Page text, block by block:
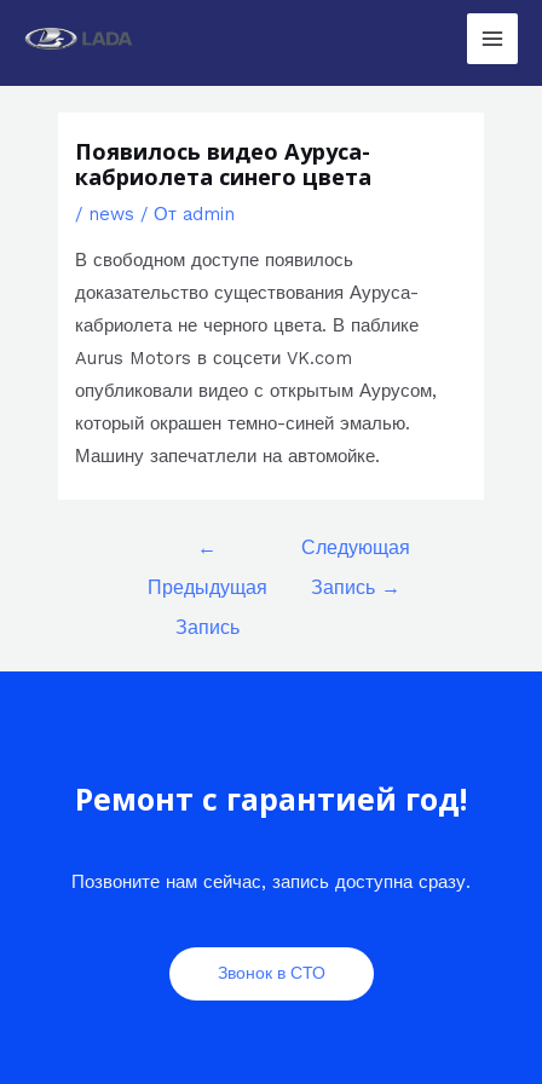
Main
Появилось видео Ауруса-
кабриолета синего цвета
/ news / От admin
В свободном доступе появилось
доказательство существования Ауруса-
кабриолета не черного цвета. В паблике
Aurus Motors в соцсети VK.com
опубликовали видео с открытым Аурусом,
который окрашен темно-синей эмалью.
Машину запечатлели на автомойке.
←
Предыдущая
Запись
Следующая
Запись →
Ремонт с гарантией год!
Позвоните нам сейчас, запись доступна сразу.
Звонок в СТО